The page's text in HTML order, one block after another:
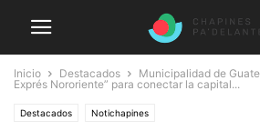
Inicio Destacados
Municipalidad de
Exprés Nororiente” para conectar la capital...
Destacados Notichapines